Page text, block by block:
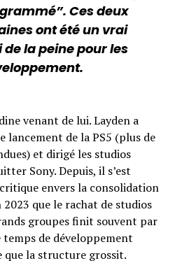
Ces deux
ont été un vrai
de la peine pour les
venant de lui. Layden a
lancement de la PS5 (plus de
et dirigé les studios
Sony. Depuis, il s’est
envers la consolidation
que le rachat de studios
groupes finit souvent par
de développement
que la structure grossit.